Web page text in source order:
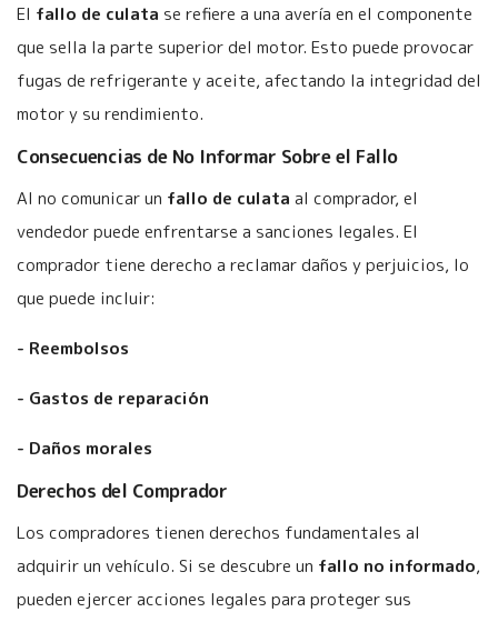
El fallo de culata se refiere a una avería en el componente
que sella la parte superior del motor. Esto puede provocar
fugas de refrigerante y aceite, afectando la integridad del
motor y su rendimiento.
Consecuencias de No Informar Sobre el Fallo
Al no comunicar un fallo de culata al comprador, el
vendedor puede enfrentarse a sanciones legales. El
comprador tiene derecho a reclamar daños y perjuicios, lo
que puede incluir:
- Reembolsos
- Gastos de reparación
- Daños morales
Derechos del Comprador
Los compradores tienen derechos fundamentales al
adquirir un vehículo. Si se descubre un fallo no informado,
pueden ejercer acciones legales para proteger sus